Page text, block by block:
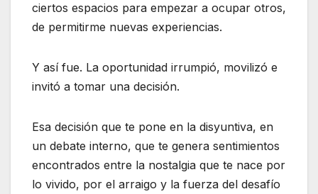
ciertos espacios para empezar a ocupar otros,
de permitirme nuevas experiencias.
Y así fue. La oportunidad irrumpió, movilizó e
invitó a tomar una decisión.
Esa decisión que te pone en la disyuntiva, en
un debate interno, que te genera sentimientos
encontrados entre la nostalgia que te nace por
lo vivido, por el arraigo y la fuerza del desafío